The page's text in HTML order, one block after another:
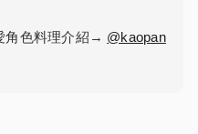
角色料理介紹→ @kaopan